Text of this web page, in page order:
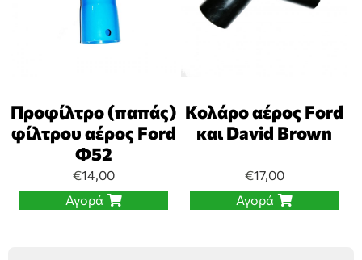
Προφίλτρο (παπάς)
φίλτρου αέρος Ford
Φ52
€14,00
Αγορά
Κολάρο αέρος Ford
και David Brown
€17,00
Αγορά